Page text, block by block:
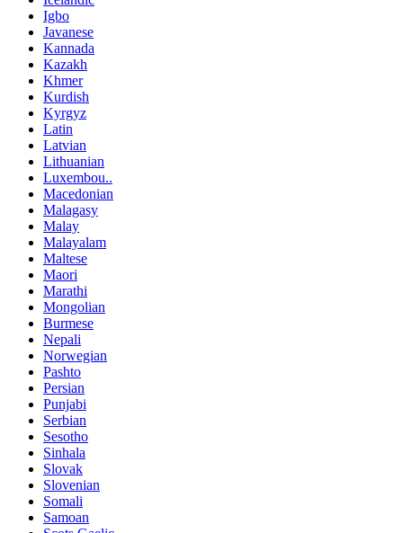
Igbo
Javanese
Kannada
Kazakh
Khmer
Kurdish
Kyrgyz
Latin
Latvian
Lithuanian
Luxembou..
Macedonian
Malagasy
Malay
Malayalam
Maltese
Maori
Marathi
Mongolian
Burmese
Nepali
Norwegian
Pashto
Persian
Punjabi
Serbian
Sesotho
Sinhala
Slovak
Slovenian
Somali
Samoan